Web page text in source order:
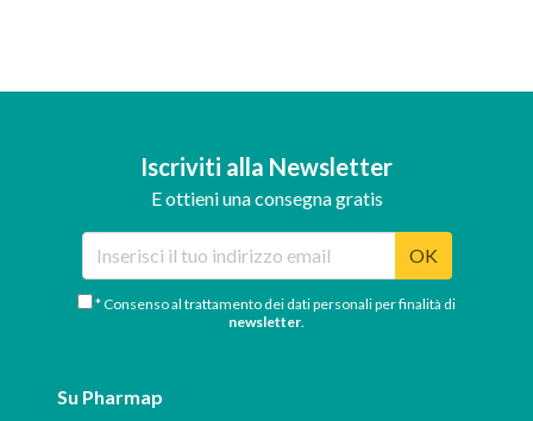
Iscriviti alla Newsletter
E ottieni una consegna gratis
OK
* Consenso al trattamento dei dati personali per finalità di
newsletter
Su Pharmap